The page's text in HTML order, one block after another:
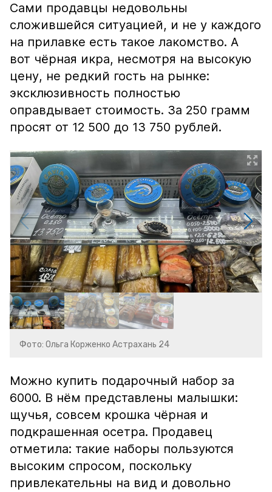
Сами продавцы недовольны
сложившейся ситуацией, и не у каждого
на прилавке есть такое лакомство. А
вот чёрная икра, несмотря на высокую
цену, не редкий гость на рынке:
эксклюзивность полностью
оправдывает стоимость. За 250 грамм
просят от 12 500 до 13 750 рублей.
Фото: Ольга Корженко Астрахань 24
Можно купить подарочный набор за
6000. В нём представлены малышки:
щучья, совсем крошка чёрная и
подкрашенная осетра. Продавец
отметила: такие наборы пользуются
высоким спросом, поскольку
привлекательны на вид и довольно